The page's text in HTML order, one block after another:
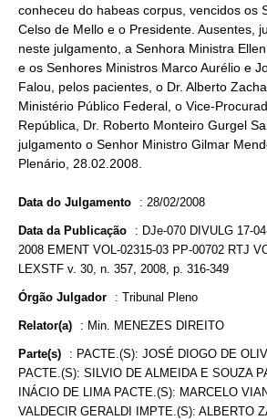
conheceu do habeas corpus, vencidos os
Celso de Mello e o Presidente. Ausentes,
neste julgamento, a Senhora Ministra
e os Senhores Ministros Marco Aurélio e
Falou, pelos pacientes, o Dr. Alberto
Ministério Público Federal, o Vice-
República, Dr. Roberto Monteiro Gurgel
julgamento o Senhor Ministro Gilmar
Plenário, 28.02.2008.
Data do Julgamento : 28/02/2008
Data da Publicação : DJe-070 DIVULG 17-
2008 EMENT VOL-02315-03 PP-00702 RTJ
LEXSTF v. 30, n. 357, 2008, p. 316-349
Órgão Julgador : Tribunal Pleno
Relator(a) : Min. MENEZES DIREITO
Parte(s) : PACTE.(S): JOSÉ DIOGO DE
PACTE.(S): SILVIO DE ALMEIDA E SOUZA
INÁCIO DE LIMA PACTE.(S): MARCELO
VALDECIR GERALDI IMPTE.(S): ALBERTO